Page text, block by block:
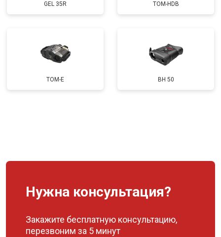
GEL 35R TOM-HDB
TOM-E BH 50
Нужна консультация?
Закажите бесплатную консультацию,
перезвоним за 5 минут